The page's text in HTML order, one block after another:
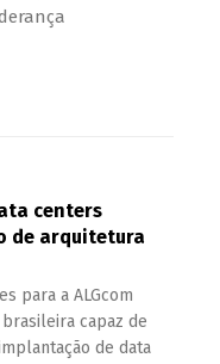
centers
de arquitetura
para a ALGcom
capaz de
de data